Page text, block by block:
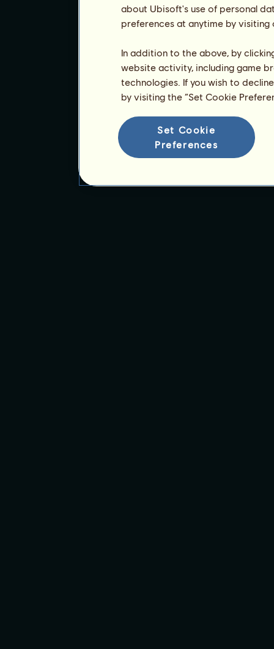
about Ubisoft's use of personal
preferences at anytime by
In addition to the above, by
website activity, including game
technologies. If you wish to
by visiting the “Set Cookie
Set Cookie
Preferences